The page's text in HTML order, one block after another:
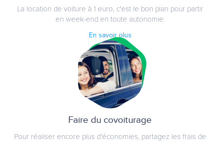
La location de voiture à 1 euro, c'est le bon plan pour partir
en week-end en toute autonomie.
En savoir plus
Faire du covoiturage
Pour réaliser encore plus d'économies, partagez les frais de